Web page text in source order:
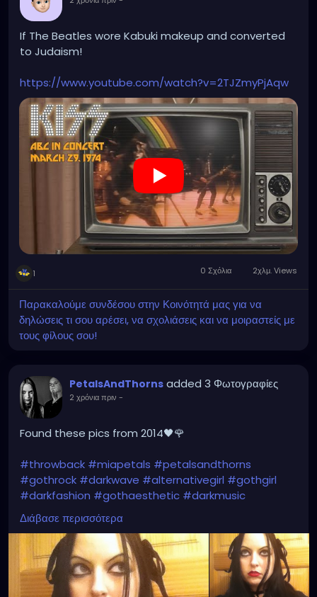
If The Beatles wore Kabuki makeup and converted
to Judaism!
https://www.youtube.com/watch?v=2TJZmyPjAqw
1 0 Σχόλια 2χλμ. Views
Παρακαλούμε συνδέσου στην Κοινότητά μας για να
δηλώσεις τι σου αρέσει, να σχολιάσεις και να μοιραστείς με
τους φίλους σου!
PetalsAndThorns added 3 Φωτογραφίες
2 χρόνια πριν -
Found these pics from 2014🖤🌹
#throwback #miapetals #petalsandthorns
#gothrock #darkwave #alternativegirl #gothgirl
#darkfashion #gothaesthetic #darkmusic
#thebrokenmirror
#alicecoat#visionvideo
#garynuman#switchbladesymphony
#gothfashion
#hairbows#spooky #gothic#altgirl #blackhair
#gothicmakeup#gothicfashion
#darkaestheic
#gothmusic
Διάβασε περισσότερα